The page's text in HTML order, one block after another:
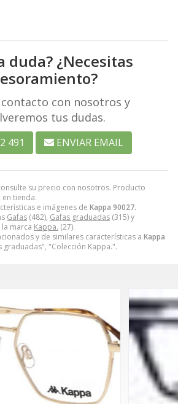
su precio con nosotros. Producto
tienda.
e imágenes de Kappa 90027.
Gafas (482), Gafas graduadas (315) y
la marca Kappa. (27).
y de similares características a Kappa
graduadas", "Colección Kappa.".
duda? ¿Necesitas
con nosotros y
tus dudas.
491 ENVIAR EMAIL